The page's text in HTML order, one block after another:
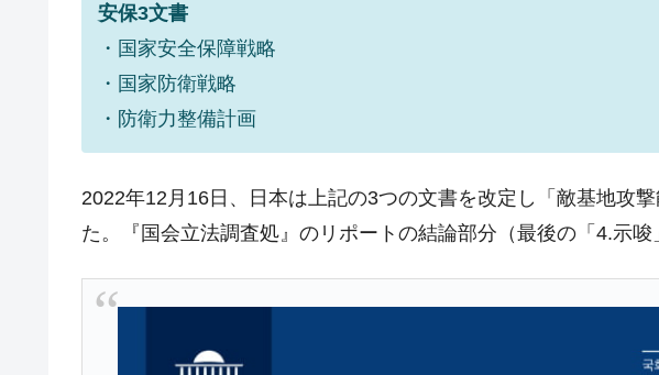
『Money1』
『Money1』
韓国大統領府ボンクラ政策室長が告発された ⇒ 国家が行った
壟断
『Money1』 韓国･警察職員が「丸刈りになって抗議活動」
『Money1』 韓国製造業「半導体絶好調」のウラで他業種は全般的「不調
『Money1』 【米韓激突案件】韓国消費者院が『クーパン』1人当たり賠
『Money1』 韓国で猛暑。南東部では干ばつ
『Money1』 【対日本円】ウォン安が急進！ 日米の協調に韓国がいっち
安保3文書
・国家安全保障戦略
・国家防衛戦略
・防衛力整備計画
2022年12月16日、日本は上記の3つの文書を改定し「敵基地攻
た。『国会立法調査処』のリポートの結論部分（最後の「4.示唆